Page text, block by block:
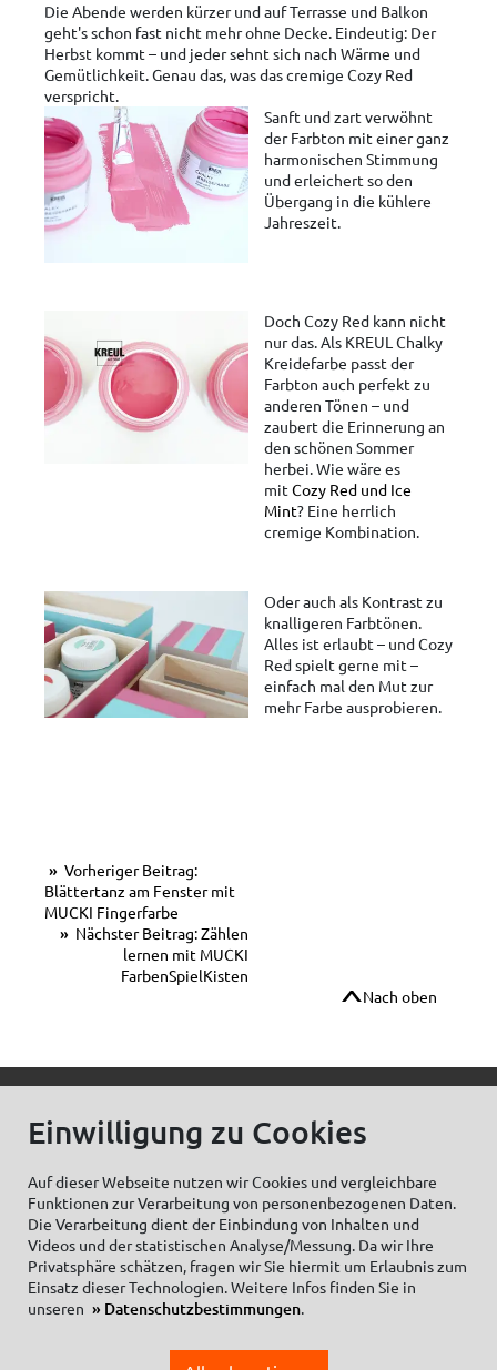
Die Abende werden kürzer und auf Terrasse und Balkon
geht's schon fast nicht mehr ohne Decke. Eindeutig: Der
Herbst kommt – und jeder sehnt sich nach Wärme und
Gemütlichkeit. Genau das, was das cremige Cozy Red
verspricht.
Sanft und zart verwöhnt
der Farbton mit einer ganz
harmonischen Stimmung
und erleichert so den
Übergang in die kühlere
Jahreszeit.
Doch Cozy Red kann nicht
nur das. Als KREUL Chalky
Kreidefarbe passt der
Farbton auch perfekt zu
anderen Tönen – und
zaubert die Erinnerung an
den schönen Sommer
herbei. Wie wäre es
mit Cozy Red und Ice
Mint? Eine herrlich
cremige Kombination.
Oder auch als Kontrast zu
knalligeren Farbtönen.
Alles ist erlaubt – und Cozy
Red spielt gerne mit –
einfach mal den Mut zur
mehr Farbe ausprobieren.
Vorheriger Beitrag:
Blättertanz am Fenster mit
MUCKI Fingerfarbe
Nächster Beitrag: Zählen
lernen mit MUCKI
FarbenSpielKisten
Nach oben
Zum Newsletter anmelden:
Cookieeinstellungen
Impressum
Datenschutzhinweise Social Media
Einwilligung zu Cookies
Auf dieser Webseite nutzen wir Cookies und vergleichbare
Funktionen zur Verarbeitung von personenbezogenen Daten.
Die Verarbeitung dient der Einbindung von Inhalten und
Videos und der statistischen Analyse/Messung. Da wir Ihre
Privatsphäre schätzen, fragen wir Sie hiermit um Erlaubnis zum
Einsatz dieser Technologien. Weitere Infos finden Sie in
unseren
Datenschutzbestimmungen.